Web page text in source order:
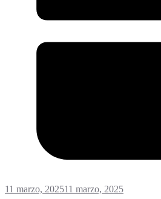
11 marzo, 202511 marzo, 2025